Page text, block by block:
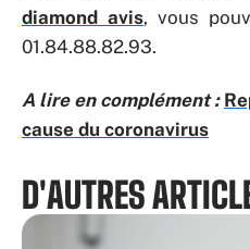
diamond avis, vous
01.84.88.82.93.
A lire en complément :
cause du coronavirus
D'AUTRES